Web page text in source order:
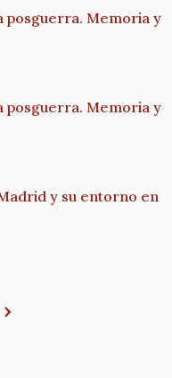
posguerra. Memoria y
posguerra. Memoria y
y su entorno en